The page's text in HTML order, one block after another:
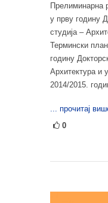
Прелиминарна
у прву годину
студија –
Термински
годину
Архитектура и
2014/2015.
... прочитај
0